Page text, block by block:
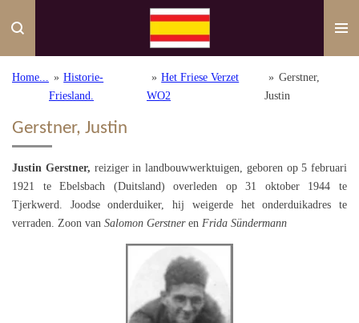
direct
de
hoofdinhoud
Home... » Historie-
Friesland.
» Het Friese Verzet
WO2
» Gerstner,
Justin
Gerstner, Justin
Justin Gerstner, reiziger in landbouwwerktuigen, geboren op 5 februari
1921 te Ebelsbach (Duitsland) overleden op 31 oktober 1944 te
Tjerkwerd. Joodse onderduiker, hij weigerde het onderduikadres te
verraden. Zoon van Salomon Gerstneren Frida Sündermann